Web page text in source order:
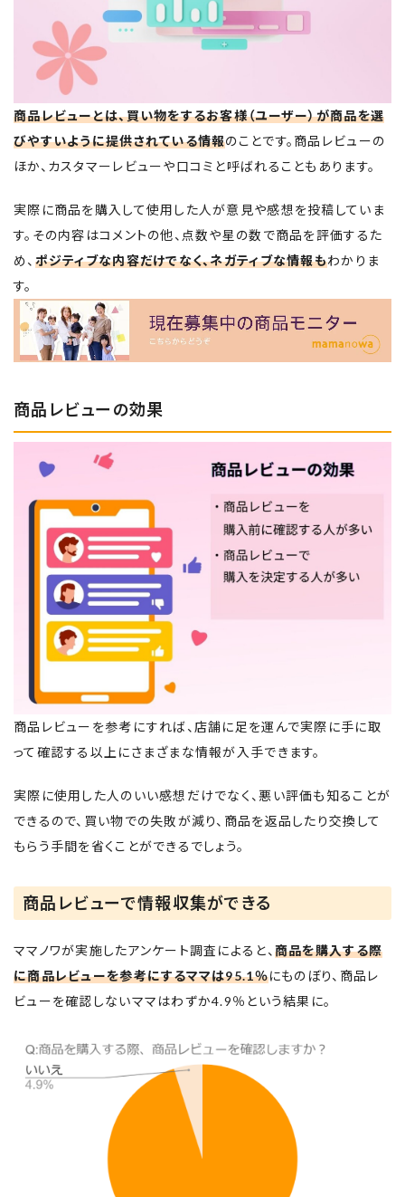
商品レビューとは、買い物をするお客様（ユーザー）が商品を選
びやすいように提供されている情報のことです。商品レビューの
ほか、カスタマーレビューや口コミと呼ばれることもあります。
実際に商品を購入して使用した人が意見や感想を投稿していま
す。その内容はコメントの他、点数や星の数で商品を評価するた
め、 ポジティブな内容だけでなく、ネガティブな情報もわかりま
す。
商品レビューの効果
商品レビューを参考にすれば、店舗に足を運んで実際に手に取
って確認する以上にさまざまな情報が入手できます。
実際に使用した人のいい感想だけでなく、悪い評価も知ることが
できるので、買い物での失敗が減り、商品を返品したり交換して
もらう手間を省くことができるでしょう。
商品レビューで情報収集ができる
ママノワが実施したアンケート調査によると、 商品を購入する際
に商品レビューを参考にするママは95.1％にものぼり、商品レ
ビューを確認しないママはわずか4.9％という結果に。